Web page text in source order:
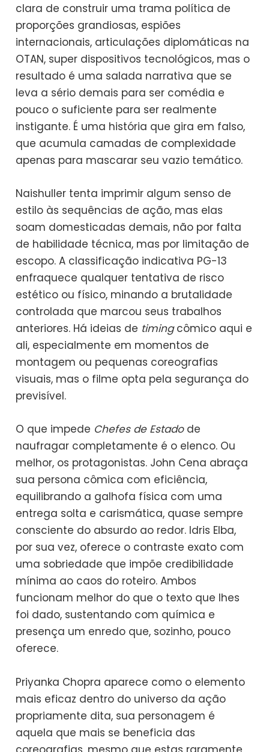
clara de construir uma trama política de
proporções grandiosas, espiões
internacionais, articulações diplomáticas na
OTAN, super dispositivos tecnológicos, mas o
resultado é uma salada narrativa que se
leva a sério demais para ser comédia e
pouco o suficiente para ser realmente
instigante. É uma história que gira em falso,
que acumula camadas de complexidade
apenas para mascarar seu vazio temático.
Naishuller tenta imprimir algum senso de
estilo às sequências de ação, mas elas
soam domesticadas demais, não por falta
de habilidade técnica, mas por limitação de
escopo. A classificação indicativa PG-13
enfraquece qualquer tentativa de risco
estético ou físico, minando a brutalidade
controlada que marcou seus trabalhos
anteriores. Há ideias de timingcômico aqui e
ali, especialmente em momentos de
montagem ou pequenas coreografias
visuais, mas o filme opta pela segurança do
previsível.
O que impede Chefes de Estadode
naufragar completamente é o elenco. Ou
melhor, os protagonistas. John Cena abraça
sua persona cômica com eficiência,
equilibrando a galhofa física com uma
entrega solta e carismática, quase sempre
consciente do absurdo ao redor. Idris Elba,
por sua vez, oferece o contraste exato com
uma sobriedade que impõe credibilidade
mínima ao caos do roteiro. Ambos
funcionam melhor do que o texto que lhes
foi dado, sustentando com química e
presença um enredo que, sozinho, pouco
oferece.
Priyanka Chopra aparece como o elemento
mais eficaz dentro do universo da ação
propriamente dita, sua personagem é
aquela que mais se beneficia das